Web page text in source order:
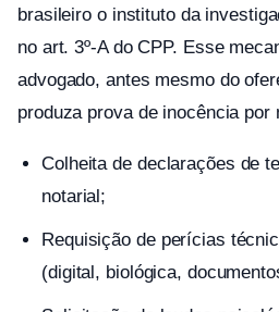
brasileiro o instituto da
no art. 3º-A do CPP. Esse
advogado, antes mesmo do
produza prova de inocência por
Colheita de declarações de
notarial;
Requisição de perícias
(digital, biológica,